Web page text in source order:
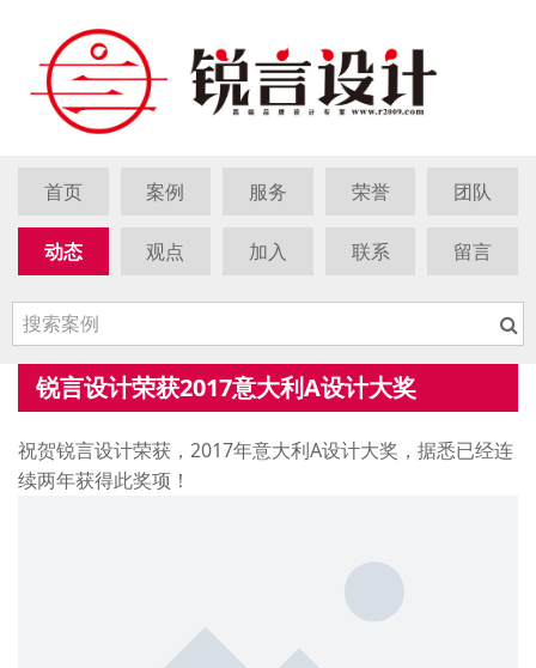
首页 案例 服务 荣誉 团队
动态 观点 加入 联系 留言
锐言设计荣获2017意大利A设计大奖
祝贺锐言设计荣获，2017年意大利A设计大奖，据悉已经连
续两年获得此奖项！